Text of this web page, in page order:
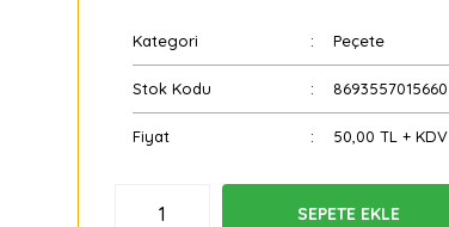
Kategori Peçete
Stok Kodu 8693557015660
Fiyat 50,00 TL + KDV
SEPETE EKLE